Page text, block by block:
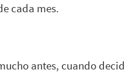
cada mes.
antes, cuando